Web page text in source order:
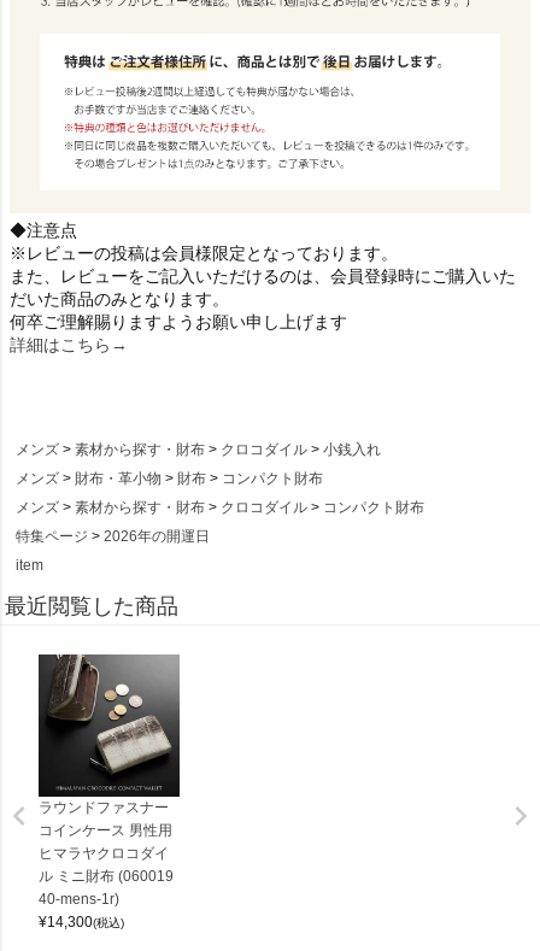
◆注意点
※レビューの投稿は会員様限定となっております。
また、レビューをご記入いただけるのは、会員登録時にご購入いた
だいた商品のみとなります。
何卒ご理解賜りますようお願い申し上げます
詳細はこちら→
メンズ 素材から探す・財布 クロコダイル
小銭入れ
メンズ
財布・革小物 財布
コンパクト財布
メンズ
素材から探す・財布 クロコダイル
コンパクト財布
特集ページ
2026年の開運日
item
最近閲覧した商品
ラウンドファスナー
コインケース 男性用
ヒマラヤクロコダイ
ル ミニ財布 (060019
40-mens-1r)
¥14,300(税込)